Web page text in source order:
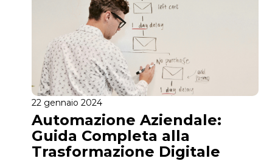
22 gennaio 2024
Automazione Aziendale:
Guida Completa alla
Trasformazione Digitale